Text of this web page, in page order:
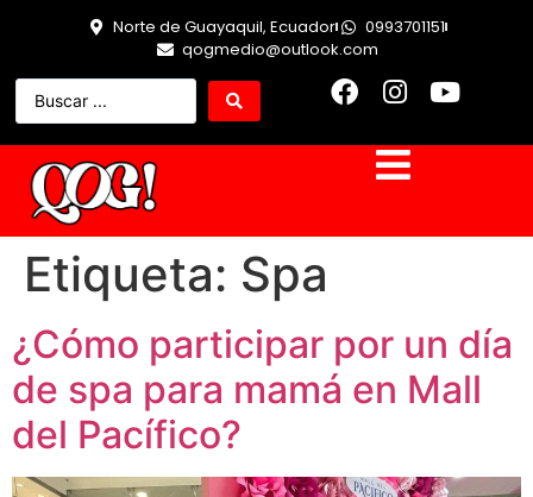
Norte de Guayaquil, Ecuador
0993701151
qogmedio@outlook.com
Etiqueta: Spa
¿Cómo participar por un día
de spa para mamá en Mall
del Pacífico?